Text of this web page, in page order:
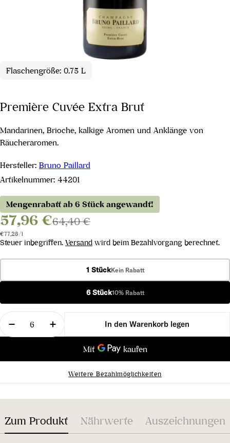
Flaschengröße: 0.75 L
Première Cuvée Extra Brut
Mandarinen, Brioche, kalkige Aromen und Anklänge von
Räucheraromen.
Hersteller: Bruno Paillard
Artikelnummer: 44201
Mengenrabatt ab 6 Stück angewandt!
57,96 €64,40 €
Stückpreis
€77,28/pro
l
Steuer inbegriffen. Versand wird beim Bezahlvorgang berechnet.
1 StückKein Rabatt
6 Stück10% Rabatt
Menge
Menge für Première Cuvée Extra Brut verringern
Menge für Première Cuvée Extra Brut
In den Warenkorb legen
Weitere Bezahlmöglichkeiten
Zum Produkt Nährwerte Auszeichnungen